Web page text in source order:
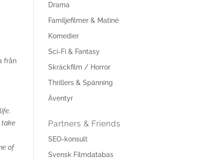
från
take
of
Drama
Familjefilmer & Matiné
Komedier
Sci-Fi & Fantasy
Skräckfilm / Horror
Thrillers & Spänning
Äventyr
Partners & Friends
SEO-konsult
Svensk Filmdatabas